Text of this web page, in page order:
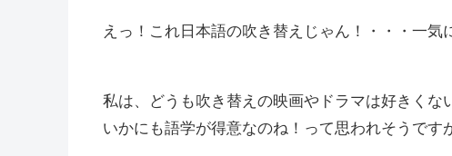
えっ！これ日本語の吹き替えじゃん！・・・一気
私は、どうも吹き替えの映画やドラマは好きくな
いかにも語学が得意なのね！って思われそうです